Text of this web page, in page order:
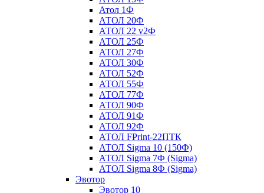
Атол 1Ф
АТОЛ 20Ф
АТОЛ 22 v2Ф
АТОЛ 25Ф
АТОЛ 27Ф
АТОЛ 30Ф
АТОЛ 52Ф
АТОЛ 55Ф
АТОЛ 77Ф
АТОЛ 90Ф
АТОЛ 91Ф
АТОЛ 92Ф
АТОЛ FPrint-22ПТК
АТОЛ Sigma 10 (150Ф)
АТОЛ Sigma 7Ф (Sigma)
АТОЛ Sigma 8Ф (Sigma)
Эвотор
Эвотор 10